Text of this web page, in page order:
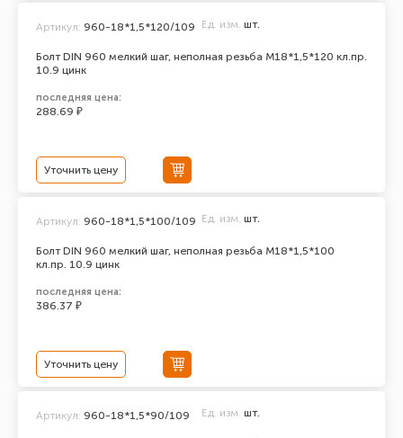
Болт DIN 960 мелкий шаг, неполная резьба M18*1,5*120 кл.пр.
10.9 цинк
Артикул: 960-18*1,5*120/109 Ед. изм. шт.
последняя цена:
288.69 ₽
Уточнить цену
Болт DIN 960 мелкий шаг, неполная резьба M18*1,5*100
кл.пр. 10.9 цинк
Артикул: 960-18*1,5*100/109 Ед. изм. шт.
последняя цена:
386.37 ₽
Уточнить цену
Артикул: 960-18*1,5*90/109 Ед. изм. шт.